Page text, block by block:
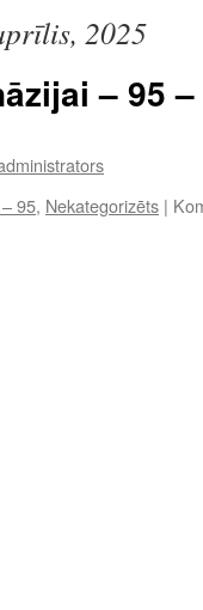
2025
– 95
95, Nekategorizēts |